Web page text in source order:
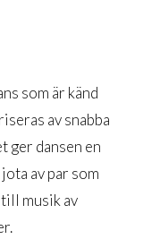
som är känd
av snabba
ger dansen en
av par som
musik av